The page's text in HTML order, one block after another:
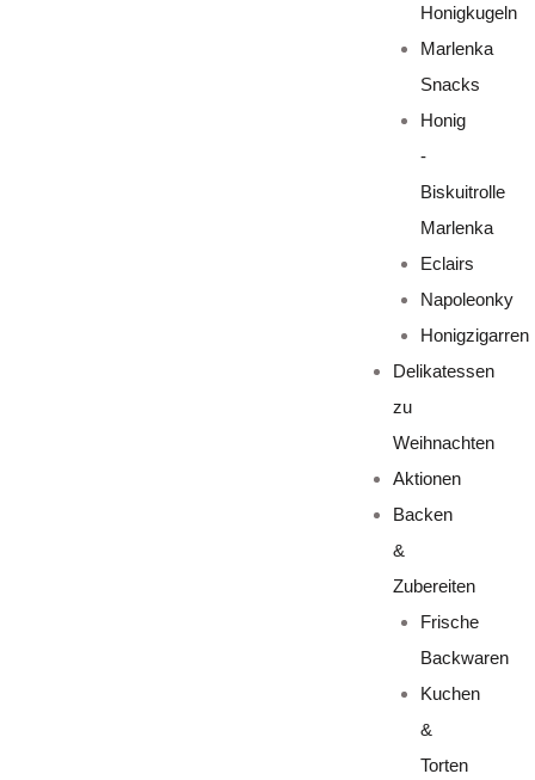
Honigkugeln
Marlenka
Snacks
Honig
-
Biskuitrolle
Marlenka
Eclairs
Napoleonky
Honigzigarren
Delikatessen
zu
Weihnachten
Aktionen
Backen
&
Zubereiten
Frische
Backwaren
Kuchen
&
Torten